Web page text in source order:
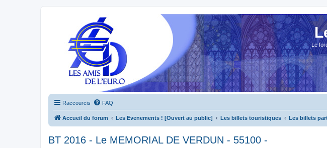
Le
Raccourcis FAQ
Accueil du forum Les Evenements ! [Ouvert au public] Les billets touristiques Les billets
BT 2016 - Le MEMORIAL DE VERDUN - 55100 -